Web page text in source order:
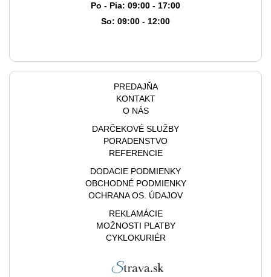
Po - Pia: 09:00 - 17:00
So: 09:00 - 12:00
PREDAJŇA
KONTAKT
O NÁS
DARČEKOVÉ SLUŽBY
PORADENSTVO
REFERENCIE
DODACIE PODMIENKY
OBCHODNÉ PODMIENKY
OCHRANA OS. ÚDAJOV
REKLAMÁCIE
MOŽNOSTI PLATBY
CYKLOKURIÉR